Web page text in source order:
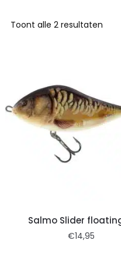
Toont alle 2 resultaten
Salmo Slider
€14,95